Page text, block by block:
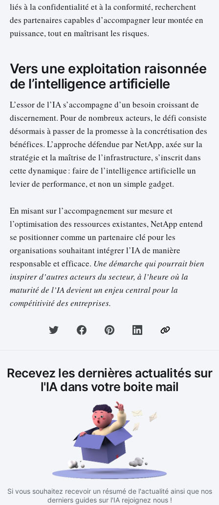
liés à la confidentialité et à la conformité, recherchent
des partenaires capables d’accompagner leur montée en
puissance, tout en maîtrisant les risques.
Vers une exploitation raisonnée
de l’intelligence artificielle
L’essor de l’IA s’accompagne d’un besoin croissant de
discernement. Pour de nombreux acteurs, le défi consiste
désormais à passer de la promesse à la concrétisation des
bénéfices. L’approche défendue par NetApp, axée sur la
stratégie et la maîtrise de l’infrastructure, s’inscrit dans
cette dynamique : faire de l’intelligence artificielle un
levier de performance, et non un simple gadget.
En misant sur l’accompagnement sur mesure et
l’optimisation des ressources existantes, NetApp entend
se positionner comme un partenaire clé pour les
organisations souhaitant intégrer l’IA de manière
responsable et efficace. Une démarche qui pourrait bien
inspirer d’autres acteurs du secteur, à l’heure où la
maturité de l’IA devient un enjeu central pour la
compétitivité des entreprises.
Recevez les dernières actualités sur
l'IA dans votre boite mail
Si vous souhaitez recevoir un résumé de l'actualité ainsi que nos
derniers guides sur l'IA rejoignez nous !